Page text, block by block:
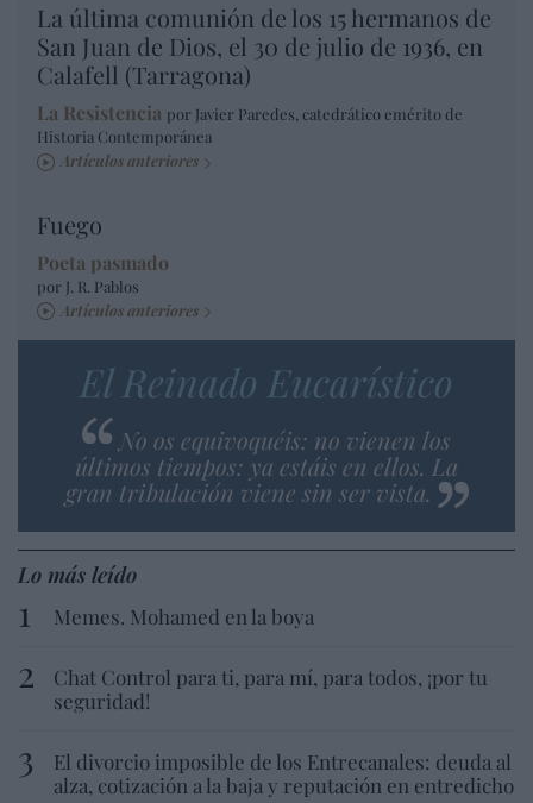
La última comunión de los 15 hermanos de
San Juan de Dios, el 30 de julio de 1936, en
Calafell (Tarragona)
La Resistencia por Javier Paredes, catedrático emérito de
Historia Contemporánea
Artículos anteriores
Fuego
Poeta pasmado
por J. R. Pablos
Artículos anteriores
El Reinado Eucarístico
No os equivoquéis: no vienen los
últimos tiempos: ya estáis en ellos. La
gran tribulación viene sin ser vista.
Lo más leído
Memes. Mohamed en la boya
Chat Control para ti, para mí, para todos, ¡por tu
seguridad!
El divorcio imposible de los Entrecanales: deuda al
alza, cotización a la baja y reputación en entredicho